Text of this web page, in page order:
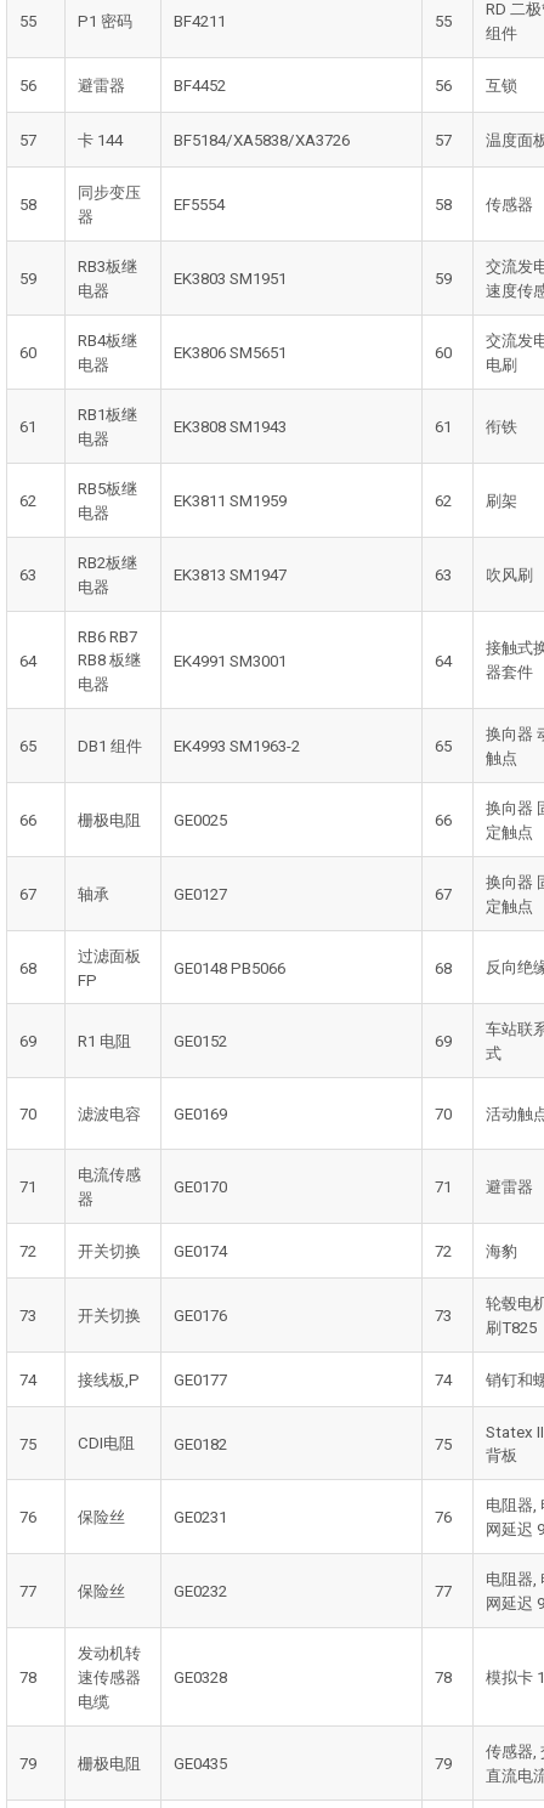
55 P1 密码 BF4211 55
RD 二
组件
56 避雷器 BF4452 56 互锁
57 卡 144 BF5184/XA5838/XA3726 57 温度面
58
同步变压
器
EF5554 58 传感器
59
RB3板继
电器
EK3803 SM1951 59
交流发
速度传
60
RB4板继
电器
EK3806 SM5651 60
交流发
电刷
61
RB1板继
电器
EK3808 SM1943 61 衔铁
62
RB5板继
电器
EK3811 SM1959 62 刷架
63
RB2板继
电器
EK3813 SM1947 63 吹风刷
64
RB6 RB7
RB8 板继
电器
EK4991 SM3001 64
接触式
器套件
65 DB1 组件 EK4993 SM1963-2 65
换向器
触点
66 栅极电阻 GE0025 66
换向器
定触点
67 轴承 GE0127 67
换向器
定触点
68
过滤面板
FP
GE0148 PB5066 68 反向绝
69 R1 电阻 GE0152 69
车站联
式
70 滤波电容 GE0169 70 活动触
71
电流传感
器
GE0170 71 避雷器
72 开关切换 GE0174 72 海豹
73 开关切换 GE0176 73
轮毂电
刷T825
74 接线板,P GE0177 74 销钉和
75 CDI电阻 GE0182 75
Statex
背板
76 保险丝 GE0231 76
电阻器,
网延迟
77 保险丝 GE0232 77
电阻器,
网延迟
78
发动机转
速传感器
电缆
GE0328 78 模拟卡
79 栅极电阻 GE0435 79
传感器,
直流电